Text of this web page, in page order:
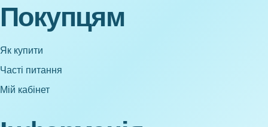
Покупцям
Як купити
Часті питання
Мій кабінет